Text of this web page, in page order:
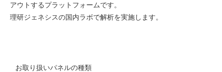
アウトするプラットフォームです。
理研ジェネシスの国内ラボで解析を実施します。
お取り扱いパネルの種類